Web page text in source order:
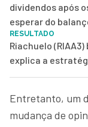
dividendos após
esperar do
RESULTADO
Riachuelo
explica a
Entretanto, um
mudança de